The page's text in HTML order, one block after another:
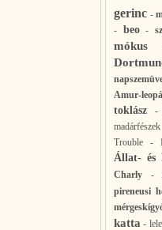
gerinc -
- beo-
mókus
Amur-
toklász -
madárfészek
Trouble -
Állat- és
Charly
pireneusi
katta -